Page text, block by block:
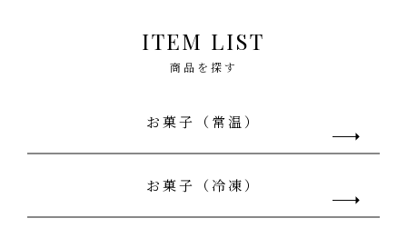
ITEM LIST
商品を探す
お菓子（常温）
お菓子（冷凍）